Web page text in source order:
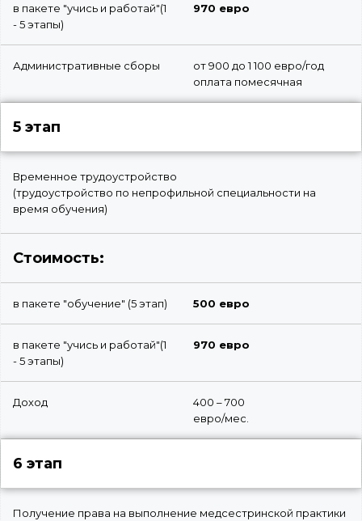
в пакете "учись и работай"(1
- 5 этапы)
970 евро
Административные сборы
от 900 до 1 100 евро/год
оплата помесячная
5 этап
Временное трудоустройство
(трудоустройство по непрофильной специальности на
время обучения)
Стоимость:
в пакете "обучение" (5 этап) 500 евро
в пакете "учись и работай"(1
- 5 этапы)
970 евро
Доход
400 – 700
евро/мес.
6 этап
Получение права на выполнение медсестринской практики